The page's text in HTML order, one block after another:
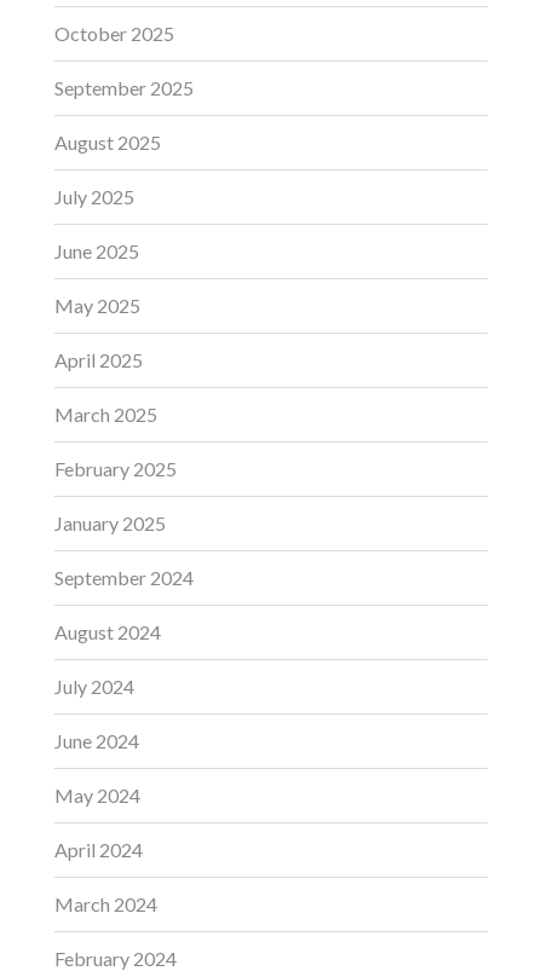
October 2025
September 2025
August 2025
July 2025
June 2025
May 2025
April 2025
March 2025
February 2025
January 2025
September 2024
August 2024
July 2024
June 2024
May 2024
April 2024
March 2024
February 2024